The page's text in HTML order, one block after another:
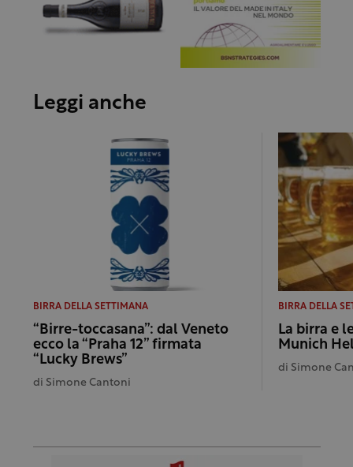
Leggi anche
BIRRA DELLA SETTIMANA
“Birre-toccasana”: dal Veneto
ecco la “Praha 12” firmata
“Lucky Brews”
di Simone Cantoni
BIRRA DELLA
La birra e
Munich
di Simone